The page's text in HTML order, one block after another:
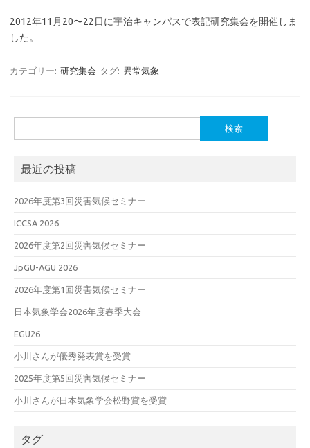
2012年11月20〜22日に宇治キャンパスで表記研究集会を開催しま
した。
カテゴリー: 研究集会 タグ: 異常気象
索:
最近の投稿
2026年度第3回災害気候セミナー
ICCSA 2026
2026年度第2回災害気候セミナー
JpGU-AGU 2026
2026年度第1回災害気候セミナー
日本気象学会2026年度春季大会
EGU26
小川さんが優秀発表賞を受賞
2025年度第5回災害気候セミナー
小川さんが日本気象学会松野賞を受賞
タグ